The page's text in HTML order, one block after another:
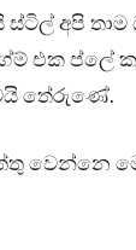
ස්ටිල් අපි
එක
තේරුණේ.
වෙන්නෙ